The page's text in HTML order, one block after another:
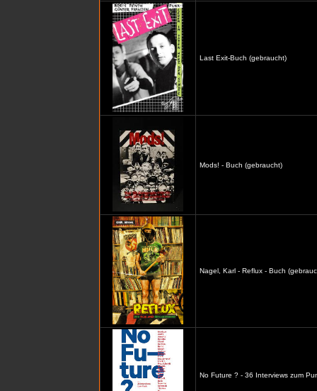
Last Exit-Buch (gebraucht)
Mods! - Buch (gebraucht)
Nagel, Karl - Reflux - Buch
No Future ? - 36 Interviews zum